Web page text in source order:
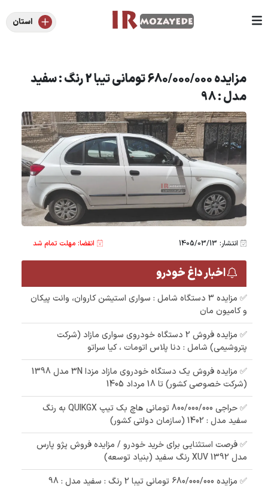
استان
مزایده 680/000/000 تومانی تیبا 2 رنگ : سفید
مدل : 98
انتشار: 1405/03/13 انقضا: مهلت تمام شد
اخبار داغ خودرو
✅ مزایده 3 دستگاه شامل : سواری استیشن کاروان، وانت پیکان
و کامیون مان
✅ مزایده فروش 2 دستگاه خودروی سواری مازاد (شرکت
پتروشیمی) شامل : دنا پلاس اتومات ، کیا سراتو
✅ مزایده فروش یک دستگاه خودروی مازاد مزدا 3N مدل 1398
(شرکت خصوصی کشور) تا 18 مرداد 1405
✅ حراجی 800/000/000 تومانی ھاچ بک تیپ QUIKGX به رنگ
سفید مدل : 1402 (سازمان دولتی کشور)
✅ فرصت استثنایی برای خرید خودرو / مزایده فروش پژو پارس
مدل 1392 XUV رنگ سفید (بنیاد توسعه)
✅ مزایده 680/000/000 تومانی تیبا 2 رنگ : سفید مدل : 98